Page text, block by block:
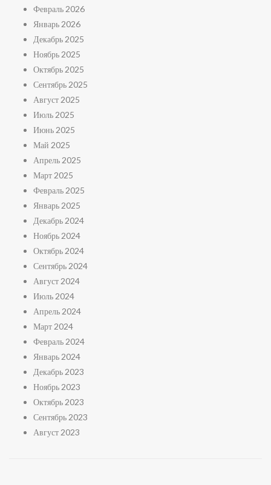
Февраль 2026
Январь 2026
Декабрь 2025
Ноябрь 2025
Октябрь 2025
Сентябрь 2025
Август 2025
Июль 2025
Июнь 2025
Май 2025
Апрель 2025
Март 2025
Февраль 2025
Январь 2025
Декабрь 2024
Ноябрь 2024
Октябрь 2024
Сентябрь 2024
Август 2024
Июль 2024
Апрель 2024
Март 2024
Февраль 2024
Январь 2024
Декабрь 2023
Ноябрь 2023
Октябрь 2023
Сентябрь 2023
Август 2023